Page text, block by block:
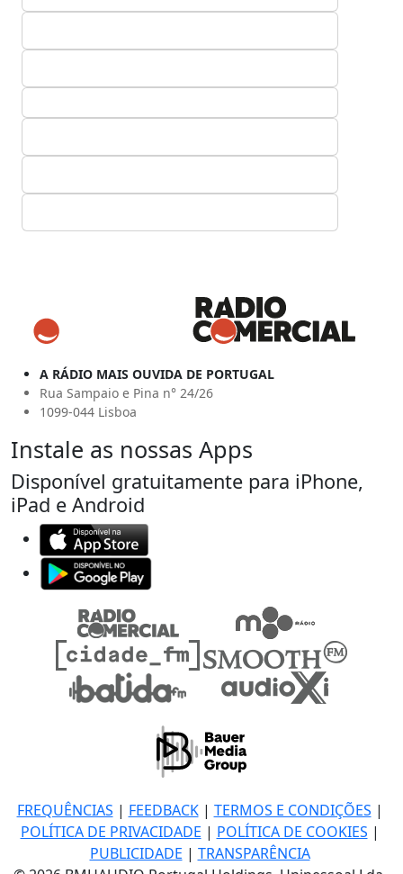
A RÁDIO MAIS OUVIDA DE PORTUGAL
Rua Sampaio e Pina n° 24/26
1099-044 Lisboa
Instale as nossas Apps
Disponível gratuitamente para iPhone,
iPad e Android
FREQUÊNCIAS | FEEDBACK| TERMOS E CONDIÇÕES |
POLÍTICA DE PRIVACIDADE | POLÍTICA DE COOKIES |
PUBLICIDADE | TRANSPARÊNCIA